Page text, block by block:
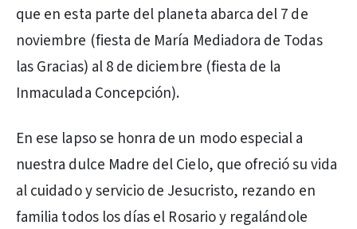
que en esta parte del planeta abarca del 7 de
noviembre (fiesta de María Mediadora de Todas
las Gracias) al 8 de diciembre (fiesta de la
Inmaculada Concepción).
En ese lapso se honra de un modo especial a
nuestra dulce Madre del Cielo, que ofreció su vida
al cuidado y servicio de Jesucristo, rezando en
familia todos los días el Rosario y regalándole